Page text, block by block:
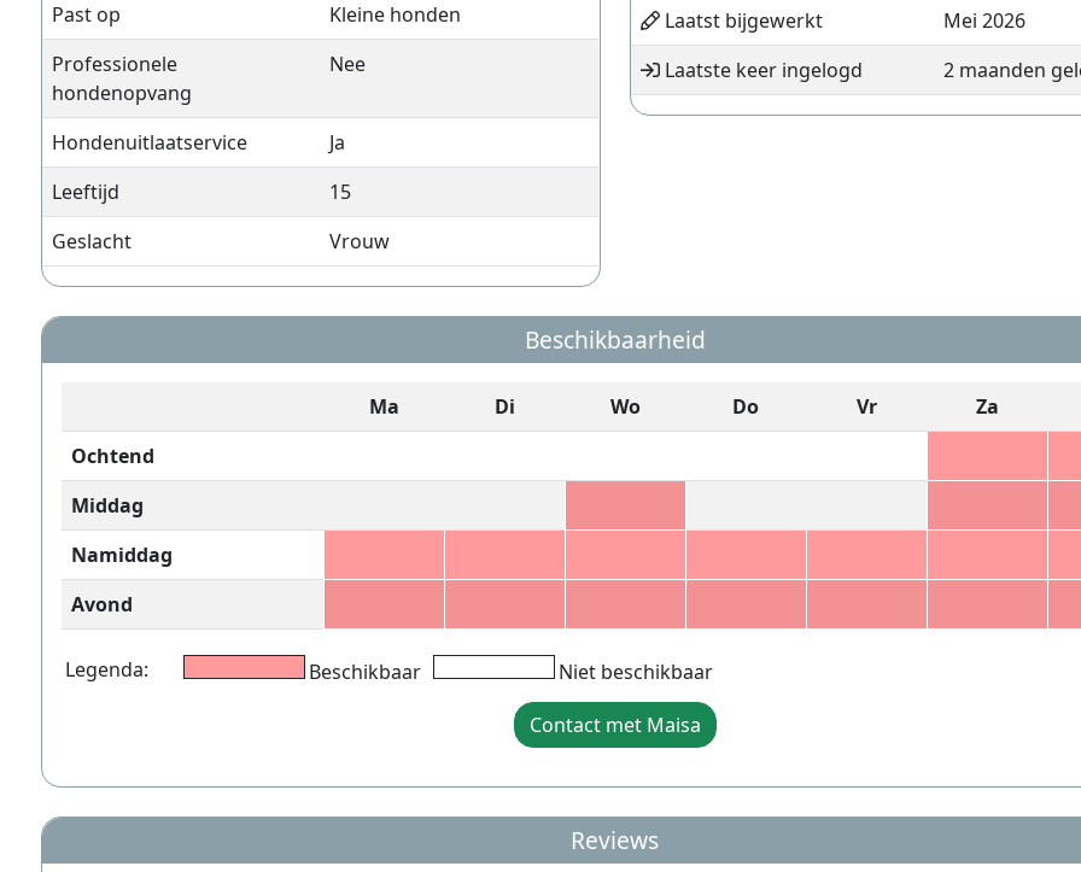
Past op
Kleine honden
Professionele
hondenopvang
Nee
Hondenuitlaatservice
Ja
Leeftijd
15
Geslacht
Vrouw
Laatst bijgewerkt
Mei 2026
Laatste keer ingelogd
2 maanden
Beschikbaarheid
Ma Di Wo Do Vr Za
Ochtend
Middag
Namiddag
Avond
Legenda: Beschikbaar
Niet beschikbaar
Contact met Maisa
Reviews